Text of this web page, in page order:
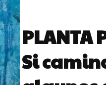
PLANTA
Si